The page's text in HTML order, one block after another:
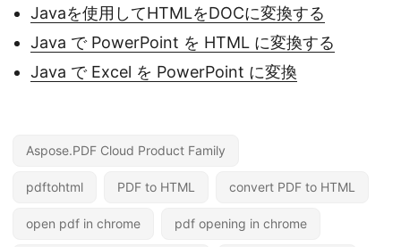
Javaを使用してHTMLをDOCに変換する
Java で PowerPoint を HTML に変換する
Java で Excel を PowerPoint に変換
Aspose.PDF Cloud Product Family
pdftohtml PDF to HTML convert PDF to HTML
open pdf in chrome pdf opening in chrome